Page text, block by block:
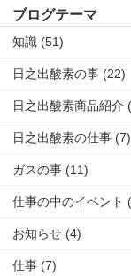
ブログテーマ
知識 (51)
日之出酸素の事 (22)
日之出酸素商品紹介
日之出酸素の仕事 (7)
ガスの事 (11)
仕事の中のイベント
お知らせ (4)
仕事 (7)